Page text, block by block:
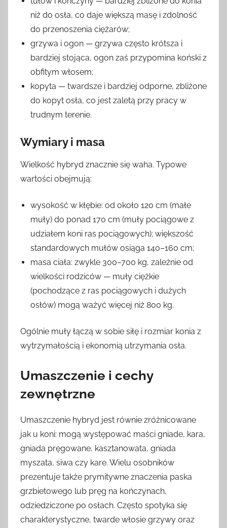
niż do osła, co daje większą masę i zdolność
do przenoszenia ciężarów;
grzywa i ogon — grzywa często krótsza i
bardziej stojąca, ogon zaś przypomina koński z
obfitym włosem;
kopyta — twardsze i bardziej odporne, zbliżone
do kopyt osła, co jest zaletą przy pracy w
trudnym terenie.
Wymiary i masa
Wielkość hybryd znacznie się waha. Typowe
wartości obejmują:
wysokość w kłębie: od około 120 cm (małe
muły) do ponad 170 cm (muły pociągowe z
udziałem koni ras pociągowych); większość
standardowych mułów osiąga 140–160 cm;
masa ciała: zwykle 300–700 kg, zależnie od
wielkości rodziców — muły ciężkie
(pochodzące z ras pociągowych i dużych
osłów) mogą ważyć więcej niż 800 kg.
Ogólnie muły łączą w sobie siłę i rozmiar konia z
wytrzymałością i ekonomią utrzymania osła.
Umaszczenie i cechy
zewnętrzne
Umaszczenie hybryd jest równie zróżnicowane
jak u koni: mogą występować maści gniade, kara,
gniada pręgowane, kasztanowata, gniada
myszata, siwa czy kare. Wielu osobników
prezentuje także prymitywne znaczenia paska
grzbietowego lub pręg na kończynach,
odziedziczone po osłach. Często spotyka się
charakterystyczne, twarde włosie grzywy oraz